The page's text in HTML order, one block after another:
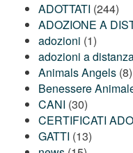
ADOTTATI (244)
ADOZIONE A
adozioni (1)
adozioni a
Animals Angels (8)
Benessere
CANI (30)
CERTIFICATI
GATTI (13)